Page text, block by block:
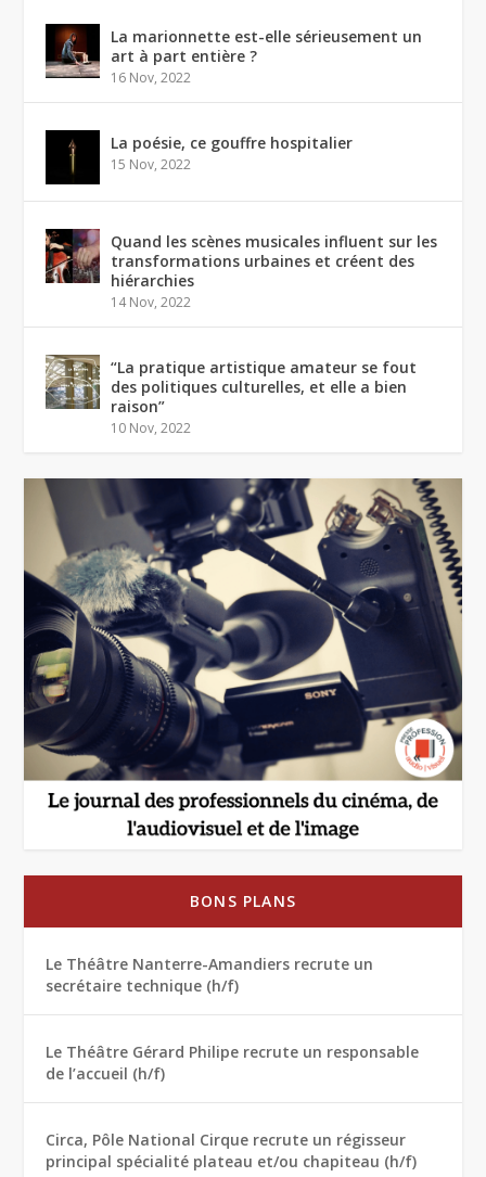
La marionnette est-elle sérieusement un
art à part entière ?
16 Nov, 2022
La poésie, ce gouffre hospitalier
15 Nov, 2022
Quand les scènes musicales influent sur les
transformations urbaines et créent des
hiérarchies
14 Nov, 2022
“La pratique artistique amateur se fout
des politiques culturelles, et elle a bien
raison”
10 Nov, 2022
BONS PLANS
Le Théâtre Nanterre-Amandiers recrute un
secrétaire technique (h/f)
Le Théâtre Gérard Philipe recrute un responsable
de l’accueil (h/f)
Circa, Pôle National Cirque recrute un régisseur
principal spécialité plateau et/ou chapiteau (h/f)